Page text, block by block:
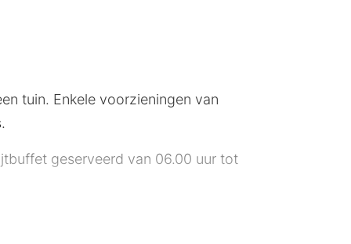
tuin. Enkele voorzieningen van
geserveerd van 06.00 uur tot
de receptie. Ter plaatse heb je